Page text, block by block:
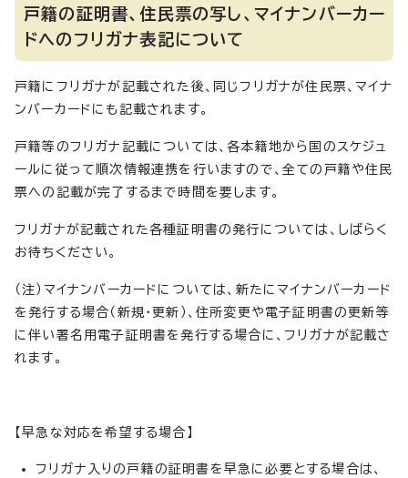
戸籍の証明書、住民票の写し、マイナンバーカー
ドへのフリガナ表記について
戸籍にフリガナが記載された後、同じフリガナが住民票、マイナ
ンバーカードにも記載されます。
戸籍等のフリガナ記載については、各本籍地から国のスケジュ
ールに従って順次情報連携を行いますので、全ての戸籍や住民
票への記載が完了するまで時間を要します。
フリガナが記載された各種証明書の発行については、しばらく
お待ちください。
（注）マイナンバーカードについては、新たにマイナンバーカード
を発行する場合（新規・更新）、住所変更や電子証明書の更新等
に伴い署名用電子証明書を発行する場合に、フリガナが記載さ
れます。
【早急な対応を希望する場合】
フリガナ入りの戸籍の証明書を早急に必要とする場合は、